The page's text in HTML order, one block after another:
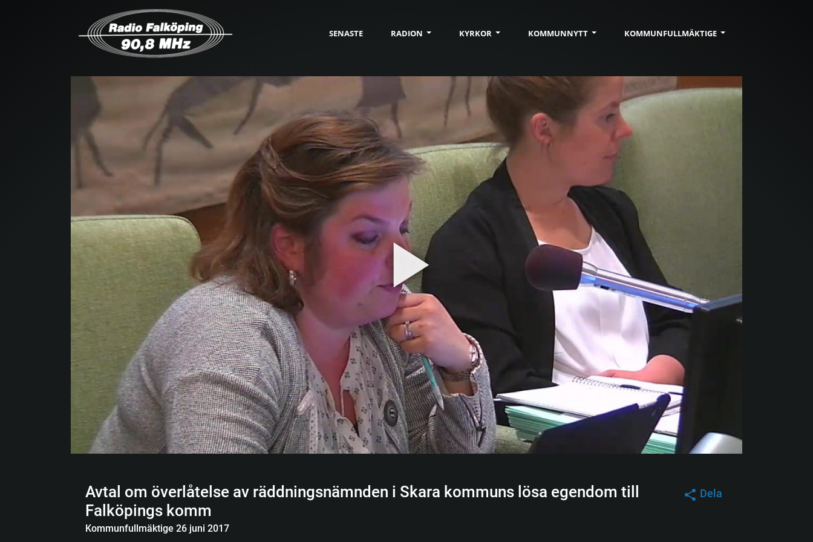
SENASTE RADION KYRKOR KOMMUNNYTT KOMMUNFULLMÄKTIGE
Dela
Avtal om överlåtelse av räddningsnämnden i Skara kommuns lösa egendom till
Falköpings komm
Kommunfullmäktige 26 juni 2017